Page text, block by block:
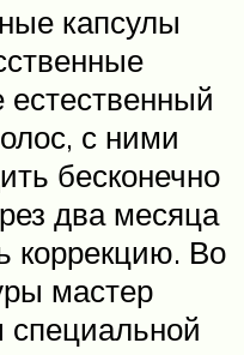
капсулы
с ними
бесконечно
два месяца
коррекцию. Во
мастер
специальной